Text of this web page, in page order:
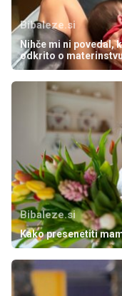
Bibaleze.si
Nihče mi ni povedal,
odkrito o
Bibaleze.si
Kako presenetiti